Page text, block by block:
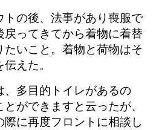
トの後、法事があり喪服で
戻ってきてから着物に着替
たいこと。着物と荷物はそ
えた。
、多目的トイレがあるの
ができますと云ったが、
に再度フロントに相談し